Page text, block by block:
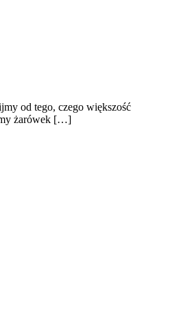
od tego, czego większość
żarówek […]